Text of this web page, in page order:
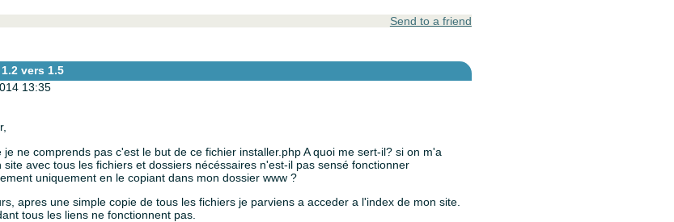
Send to a friend
vers 1.5
13:35
je ne comprends pas c'est le but de ce fichier installer.php A quoi me sert-il? si on m'a
site avec tous les fichiers et dossiers nécéssaires n'est-il pas sensé fonctionner
uniquement en le copiant dans mon dossier www ?
apres une simple copie de tous les fichiers je parviens a acceder a l'index de mon site.
tous les liens ne fonctionnent pas.